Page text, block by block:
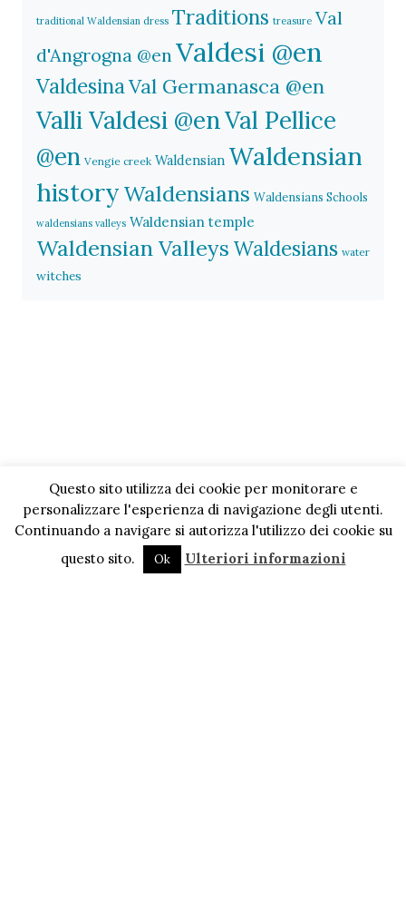
traditional Waldensian dress Traditions treasure Val
d'Angrogna @enValdesi @en
ValdesinaVal Germanasca @en
Valli Valdesi @enVal Pellice
@en Vengie creek Waldensian Waldensian
historyWaldensians Waldensians Schools
waldensians valleys Waldensian temple
Waldensian Valleys Waldesians water
witches
Questo sito utilizza dei cookie per monitorare e
personalizzare l'esperienza di navigazione degli utenti.
Continuando a navigare si autorizza l'utilizzo dei cookie su
questo sito.
Ok Ulteriori informazioni